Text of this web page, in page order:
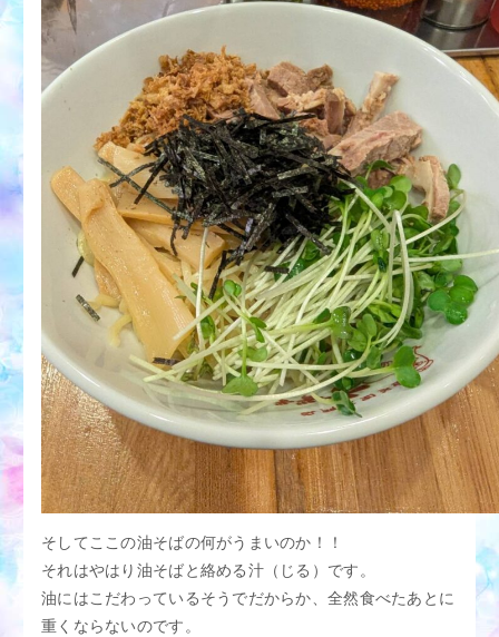
そしてここの油そばの何がうまいのか！！
それはやはり油そばと絡める汁（じる）です。
油にはこだわっているそうでだからか、全然食べたあとに
重くならないのです。